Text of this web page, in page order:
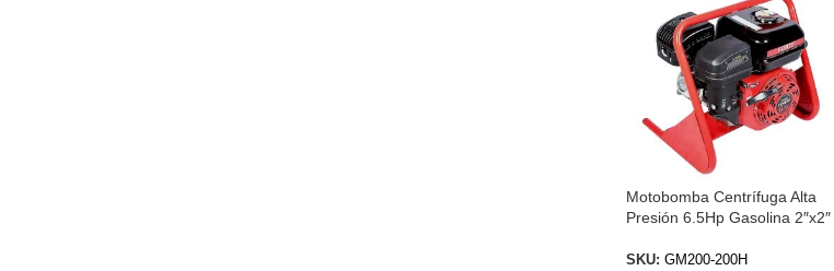
Motobomba Centrífuga Alta
Presión 6.5Hp Gasolina 2″x2″
SKU:GM200-200H